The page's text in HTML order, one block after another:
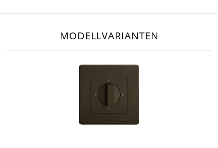
MODELLVARIANTEN